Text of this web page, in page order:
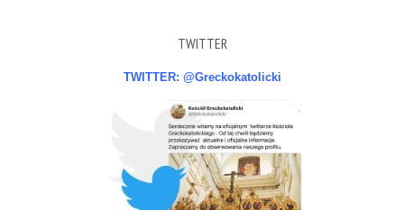
TWITTER
TWITTER: @Greckokatolicki